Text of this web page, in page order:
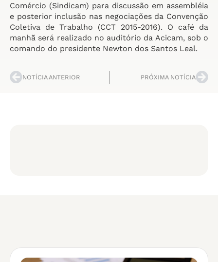
Comércio (Sindicam) para discussão em assembléia
e posterior inclusão nas negociações da Convenção
Coletiva de Trabalho (CCT 2015-2016). O café da
manhã será realizado no auditório da Acicam, sob o
comando do presidente Newton dos Santos Leal.
NOTÍCIA ANTERIOR PRÓXIMA NOTÍCIA